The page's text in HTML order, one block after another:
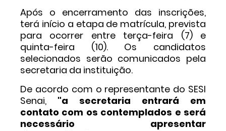
Após o encerramento das inscrições,
terá início a etapa de matrícula, prevista
para ocorrer entre terça-feira (7) e
quinta-feira (10). Os candidatos
selecionados serão comunicados pela
secretaria da instituição.
De acordo com o representante do SESI
Senai, "a secretaria entrará em
contato com os contemplados e será
necessário apresentar